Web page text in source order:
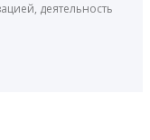
деятельность